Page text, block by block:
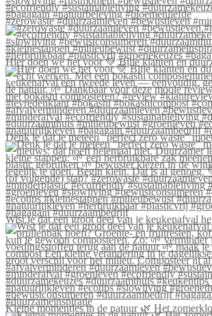
#zerowaste #duurzaamleven #bewustleven
Hier doen we het voor 💚 Blije klanten én
Denk je dat je meteen “perfect zero waste”
Wist je dat een groot deel van je keukenafval
Kleine momentjes in de natuur 🌿 Het